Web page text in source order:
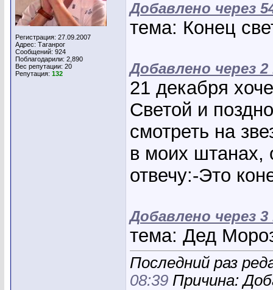
Регистрация: 27.09.2007
Адрес: Таганрог
Сообщений: 924
Поблагодарили: 2,890
Вес репутации: 20
Репутация: 132
Добавлено через
тема: Конец
Добавлено через
21 декабря
Светой и
смотреть на
в моих штанах,
отвечу:-Это
Добавлено через
тема: Дед
Последний раз
08:39 Причина: